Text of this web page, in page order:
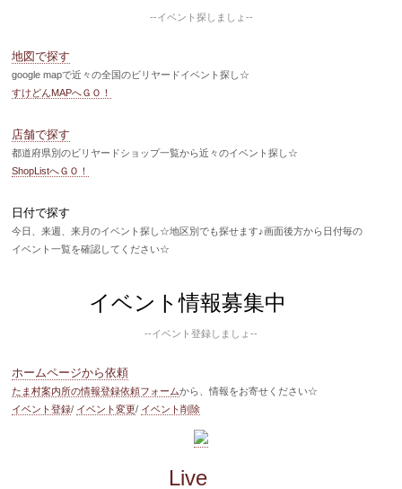
--イベント探しましょ--
地図で探す
google mapで近々の全国のビリヤードイベント探し☆
すけどんMAPへＧＯ！
店舗で探す
都道府県別のビリヤードショップ一覧から近々のイベント探し☆
ShopListへＧＯ！
日付で探す
今日、来週、来月のイベント探し☆地区別でも探せます♪画面後方から日付毎の
イベント一覧を確認してください☆
イベント情報募集中
--イベント登録しましょ--
ホームページから依頼
たま村案内所の情報登録依頼フォームから、情報をお寄せください☆
イベント登録/ イベント変更/ イベント削除
Live